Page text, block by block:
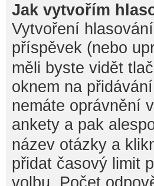
Jak vytvořím
Vytvoření
příspěvek (nebo
měli byste vidět
oknem na
nemáte oprávnění
ankety a pak
název otázky a
přidat časový limit
volbu. Počet